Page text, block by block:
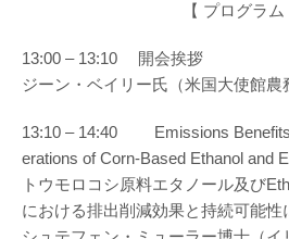
【 プログラム
13:00 – 13:10 開会挨拶
ジーン・ベイリー氏（米国大使館農
13:10 – 14:40 Emissions Benefits
erations of Corn-Based Ethanol and
トウモロコシ原料エタノール及び
における排出削減効果と持続可能性